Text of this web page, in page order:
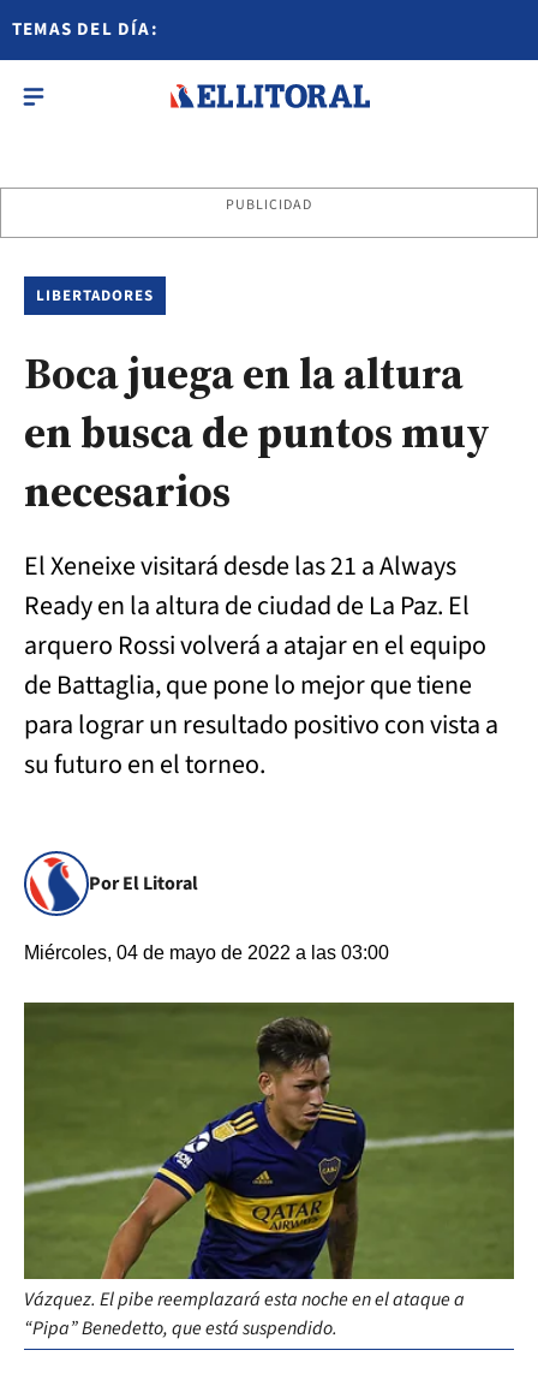
TEMAS DEL DÍA:
PUBLICIDAD
LIBERTADORES
Boca juega en la altura
en busca de puntos muy
necesarios
El Xeneixe visitará desde las 21 a Always
Ready en la altura de ciudad de La Paz. El
arquero Rossi volverá a atajar en el equipo
de Battaglia, que pone lo mejor que tiene
para lograr un resultado positivo con vista a
su futuro en el torneo.
Por El Litoral
Miércoles, 04 de mayo de 2022 a las 03:00
Vázquez. El pibe reemplazará esta noche en el ataque a
“Pipa” Benedetto, que está suspendido.